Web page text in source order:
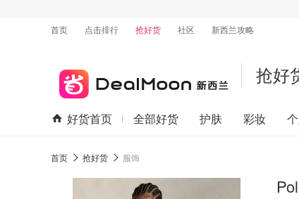
首页
点击排行 抢好货 社区 新西兰攻略
抢好
好货首页 全部好货 护肤 彩妆
首页 抢好货 服饰